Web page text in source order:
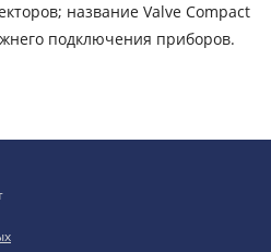
название Valve Compact
подключения приборов.